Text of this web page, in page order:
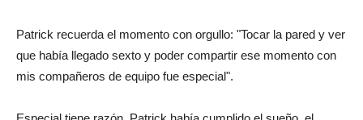
Patrick recuerda el momento con orgullo: "Tocar la pared y ver
que había llegado sexto y poder compartir ese momento con
mis compañeros de equipo fue especial".